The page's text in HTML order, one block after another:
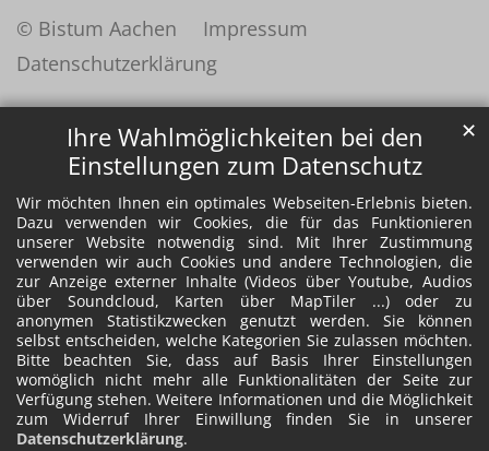
Ihre Wahlmöglichkeiten bei den
Einstellungen zum Datenschutz
Wir möchten Ihnen ein optimales Webseiten-Erlebnis bieten.
Dazu verwenden wir Cookies, die für das Funktionieren
unserer Website notwendig sind. Mit Ihrer Zustimmung
verwenden wir auch Cookies und andere Technologien, die
zur Anzeige externer Inhalte (Videos über Youtube, Audios
über Soundcloud, Karten über MapTiler ...) oder zu
anonymen Statistikzwecken genutzt werden. Sie können
selbst entscheiden, welche Kategorien Sie zulassen möchten.
Bitte beachten Sie, dass auf Basis Ihrer Einstellungen
womöglich nicht mehr alle Funktionalitäten der Seite zur
Verfügung stehen. Weitere Informationen und die Möglichkeit
zum Widerruf Ihrer Einwillung finden Sie in unserer
Datenschutzerklärung.
✕
© Bistum Aachen
Impressum
Datenschutzerklärung